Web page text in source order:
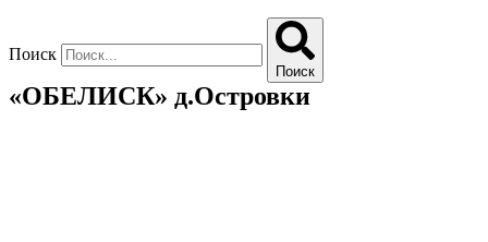
Поиск
Поиск
«ОБЕЛИСК» д.Островки